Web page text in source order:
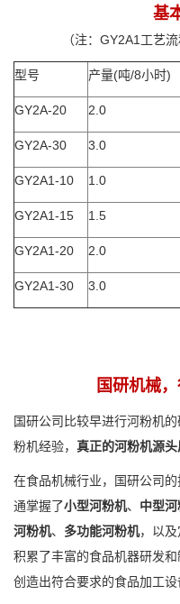
基
（注：GY2A1工艺
型号 产量(吨/8小时)
GY2A-20 2.0
GY2A-30 3.0
GY2A1-10 1.0
GY2A1-15 1.5
GY2A1-20 2.0
GY2A1-30 3.0
国研机械
国研公司比较早进行河粉机
粉机经验， 真正的河粉机源头
在食品机械行业，国研公司
通掌握了小型河粉机、 中型
河粉机、 多功能河粉机，以及
积累了丰富的食品机器研发
创造出符合要求的食品加工设